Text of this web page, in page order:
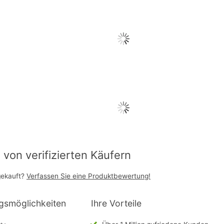
verifizierten Käufern
Verfassen Sie eine Produktbewertung!
Ihre Vorteile